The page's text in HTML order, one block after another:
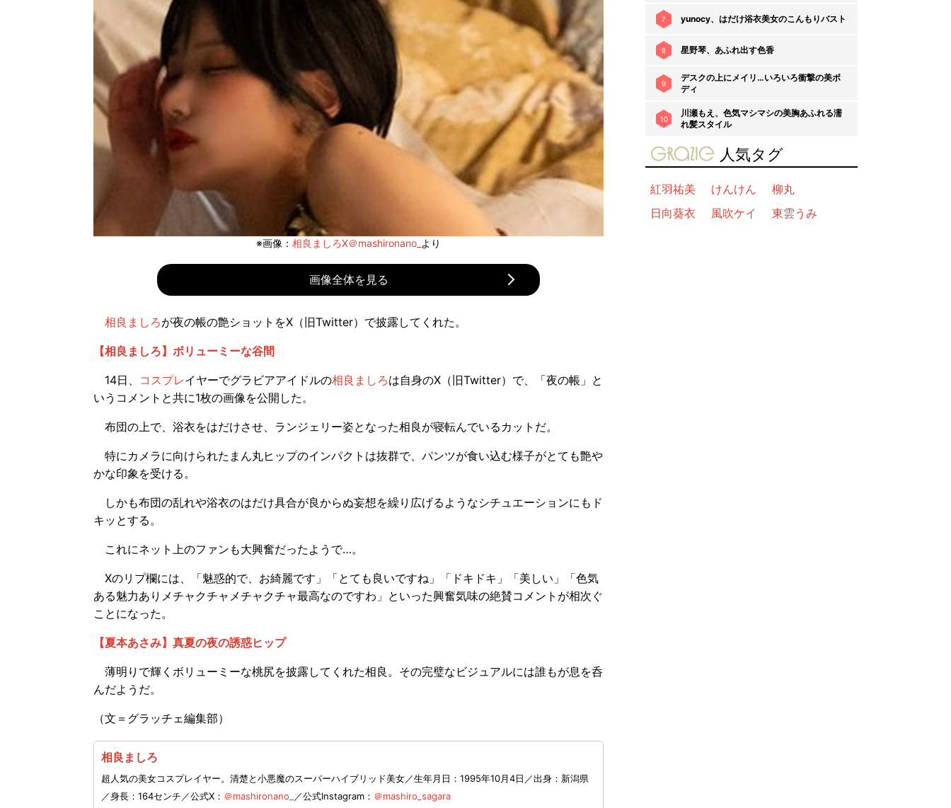
※画像： 相良ましろX＠mashironano_ より
画像全体を見る
相良ましろが夜の帳の艶ショットをX（旧Twitter）で披露してくれた。
【相良ましろ】ボリューミーな谷間
14日、 コスプレイヤーでグラビアアイドルの相良ましろは自身のX（旧Twitter）で、「夜の帳」と
いうコメントと共に1枚の画像を公開した。
布団の上で、浴衣をはだけさせ、ランジェリー姿となった相良が寝転んでいるカットだ。
特にカメラに向けられたまん丸ヒップのインパクトは抜群で、パンツが食い込む様子がとても艶や
かな印象を受ける。
しかも布団の乱れや浴衣のはだけ具合が良からぬ妄想を繰り広げるようなシチュエーションにもド
キッとする。
これにネット上のファンも大興奮だったようで…。
Xのリプ欄には、「魅惑的で、お綺麗です」「とても良いですね」「ドキドキ」「美しい」「色気
ある魅力ありメチャクチャメチャクチャ最高なのですわ」といった興奮気味の絶賛コメントが相次ぐ
ことになった。
【夏本あさみ】真夏の夜の誘惑ヒップ
薄明りで輝くボリューミーな桃尻を披露してくれた相良。その完璧なビジュアルには誰もが息を呑
んだようだ。
（文＝グラッチェ編集部）
相良ましろ
超人気の美女コスプレイヤー。清楚と小悪魔のスーパーハイブリッド美女／生年月日：1995年10月4日／出身：新潟県
／身長：164センチ／公式X： ＠mashironano_ ／公式Instagram： ＠mashiro_sagara
7 yunocy、はだけ浴衣美女のこんもりバスト
8 星野琴、あふれ出す色香
9
デスクの上にメイリ…いろいろ衝撃の美ボ
ディ
10
川瀬もえ、色気マシマシの美胸あふれる濡
れ髪スタイル
gravure-grazie
人気タグ
紅羽祐美 けんけん
柳丸
日向葵衣
風吹ケイ 東雲うみ